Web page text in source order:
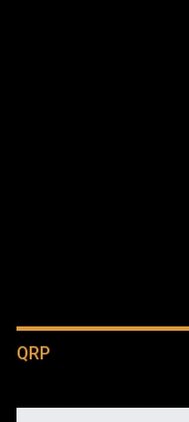
QRP